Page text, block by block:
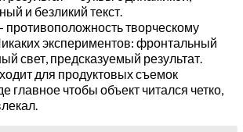
и безликий текст.
творческому
экспериментов: фронтальный
свет, предсказуемый результат.
для продуктовых съемок
главное чтобы объект читался четко,